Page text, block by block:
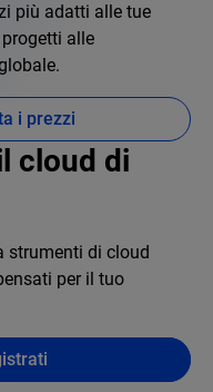
più adatti alle tue
alle
i prezzi
cloud di
strumenti di cloud
per il tuo